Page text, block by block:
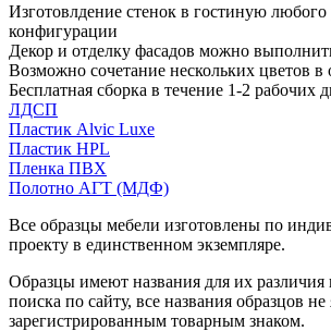
Изготовлдение стенок в гостиную любого
конфигурации
Декор и отделку фасадов можно
Возможно сочетание нескольких цветов в
Бесплатная сборка в течение 1-2 рабочих
ЛДСП
Пластик Alvic Luxe
Пластик HPL
Пленка ПВХ
Полотно АГТ (МДФ)
Все образцы мебели изготовлены по
проекту в единственном экземпляре.
Образцы имеют названия для их различия
поиска по сайту, все названия образцов не
зарегистрированным товарным знаком.